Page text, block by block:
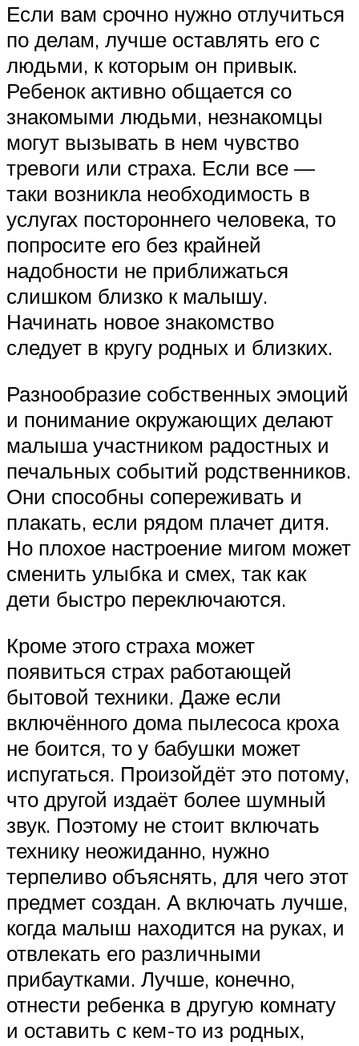
Если вам срочно нужно отлучиться
по делам, лучше оставлять его с
людьми, к которым он привык.
Ребенок активно общается со
знакомыми людьми, незнакомцы
могут вызывать в нем чувство
тревоги или страха. Если все —
таки возникла необходимость в
услугах постороннего человека, то
попросите его без крайней
надобности не приближаться
слишком близко к малышу.
Начинать новое знакомство
следует в кругу родных и близких.
Разнообразие собственных эмоций
и понимание окружающих делают
малыша участником радостных и
печальных событий родственников.
Они способны сопереживать и
плакать, если рядом плачет дитя.
Но плохое настроение мигом может
сменить улыбка и смех, так как
дети быстро переключаются.
Кроме этого страха может
появиться страх работающей
бытовой техники. Даже если
включённого дома пылесоса кроха
не боится, то у бабушки может
испугаться. Произойдёт это потому,
что другой издаёт более шумный
звук. Поэтому не стоит включать
технику неожиданно, нужно
терпеливо объяснять, для чего этот
предмет создан. А включать лучше,
когда малыш находится на руках, и
отвлекать его различными
прибаутками. Лучше, конечно,
отнести ребенка в другую комнату
и оставить с кем-то из родных,